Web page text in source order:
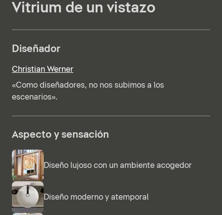
Vitrium de un vistazo
Diseñador
Christian Werner
«Como diseñadores, no nos subimos a los
escenarios».
Aspecto y sensación
Diseño lujoso con un ambiente acogedor
Diseño moderno y atemporal